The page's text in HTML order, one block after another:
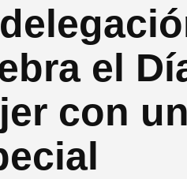
el
con